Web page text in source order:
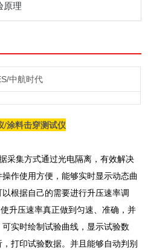
原理
中航时代
/涂料击穿测试仪
集方式通过光电隔离，有效解决
作使用方便，能够实时显示动态曲
根据自己的需要进行升压速率调
升压速率真正做到匀速、准确，并
实时绘制试验曲线，显示试验数
打印试验数据。并且能够自动判别